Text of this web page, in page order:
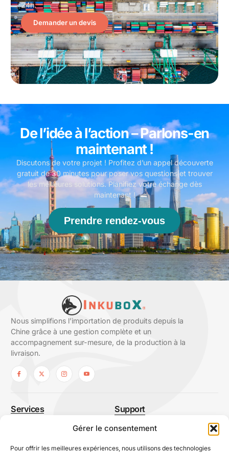
Gérer le consentement
Pour offrir les meilleures expériences, nous utilisons des technologies
24h.
Demander un devis
De l’idée à l’action – Parlons-en
maintenant !
Discutons de votre projet ! Profitez d’un appel découverte
gratuit de 30 minutes pour poser vos questions et trouver
les meilleures solutions. Planifiez votre échange dès
maintenant !
Prendre rendez-vous
Nous simplifions l’importation de produits depuis la
Chine grâce à une gestion complète et un
accompagnement sur-mesure, de la production à la
livraison.
Services Support